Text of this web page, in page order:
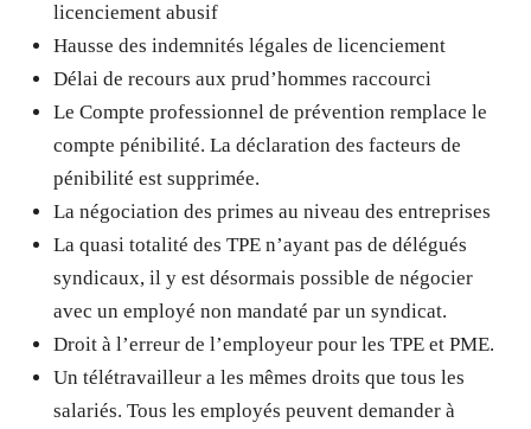
licenciement abusif
Hausse des indemnités légales de licenciement
Délai de recours aux prud’hommes raccourci
Le Compte professionnel de prévention remplace le
compte pénibilité. La déclaration des facteurs de
pénibilité est supprimée.
La négociation des primes au niveau des entreprises
La quasi totalité des TPE n’ayant pas de délégués
syndicaux, il y est désormais possible de négocier
avec un employé non mandaté par un syndicat.
Droit à l’erreur de l’employeur pour les TPE et PME.
Un télétravailleur a les mêmes droits que tous les
salariés. Tous les employés peuvent demander à